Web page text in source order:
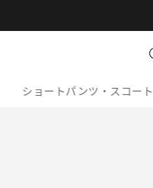
ショートパンツ・スコート